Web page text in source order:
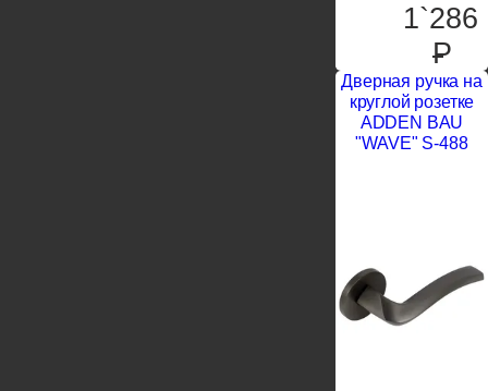
1`286
P
Дверная ручка на
круглой розетке
ADDEN BAU
"WAVE" S-488